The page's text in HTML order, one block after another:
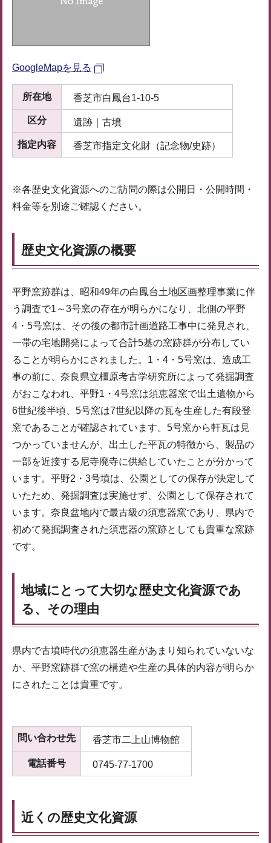
GoogleMapを見る
所在地 香芝市白鳳台1-10-5
区分 遺跡｜古墳
指定内容 香芝市指定文化財（記念物/史跡）
※各歴史文化資源へのご訪問の際は公開日・公開時間・
料金等を別途ご確認ください。
歴史文化資源の概要
平野窯跡群は、昭和49年の白鳳台土地区画整理事業に伴
う調査で1～3号窯の存在が明らかになり、北側の平野
4・5号窯は、その後の都市計画道路工事中に発見され、
一帯の宅地開発によって合計5基の窯跡群が分布してい
ることが明らかにされました。1・4・5号窯は、造成工
事の前に、奈良県立橿原考古学研究所によって発掘調査
がおこなわれ、平野1・4号窯は須恵器窯で出土遺物から
6世紀後半頃、5号窯は7世紀以降の瓦を生産した有段登
窯であることが確認されています。5号窯から軒瓦は見
つかっていませんが、出土した平瓦の特徴から、製品の
一部を近接する尼寺廃寺に供給していたことが分かって
います。平野2・3号墳は、公園としての保存が決定して
いたため、発掘調査は実施せず、公園として保存されて
います。奈良盆地内で最古級の須恵器窯であり、県内で
初めて発掘調査された須恵器の窯跡としても貴重な窯跡
です。
地域にとって大切な歴史文化資源であ
る、その理由
県内で古墳時代の須恵器生産があまり知られていないな
か、平野窯跡群で窯の構造や生産の具体的内容が明らか
にされたことは貴重です。
問い合わせ先 香芝市二上山博物館
電話番号 0745-77-1700
近くの歴史文化資源